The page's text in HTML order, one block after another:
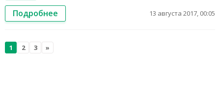
Подробнее 13 августа 2017, 00:05
1 2 3 »